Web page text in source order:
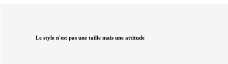
Le style n'est pas une taille mais une attitude